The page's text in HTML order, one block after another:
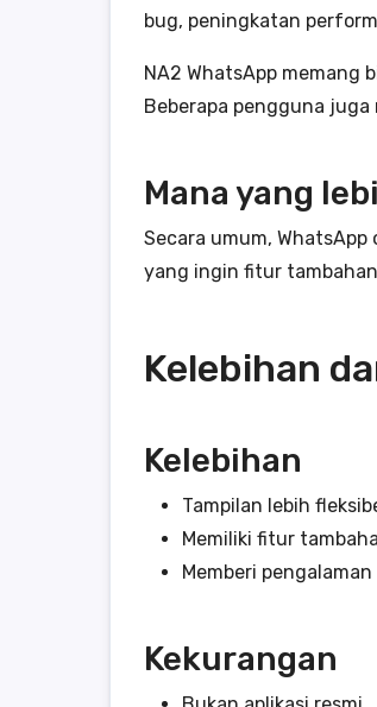
bug, peningkatan
NA2 WhatsApp memang
Beberapa pengguna
Mana yang
Secara umum,
yang ingin fitur
Kelebihan
Kelebihan
Tampilan lebih
Memiliki fitur
Memberi
Kekurangan